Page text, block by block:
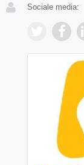
Sociale media: